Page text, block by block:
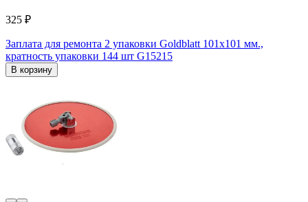
325 ₽
Заплата для ремонта 2 упаковки Goldblatt 101x101 мм.,
кратность упаковки 144 шт G15215
В корзину